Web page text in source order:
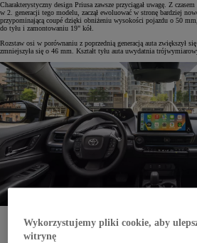
Charakterystyczny design Priusa zawsze przyciągał uwagę. Z
w 2. generacji tego modelu, zaczął ewoluować w stronę bardziej
przypominającą coupé dzięki obniżeniu wysokości pojazdu o 50
do tyłu i zamontowaniu 19" kół.
Rozstaw osi w porównaniu z poprzednią generacją auta zwiększył
zmniejszyła się o 46 mm. Kształt tyłu auta uwydatnia
Komfortowa kabina zachwyca swoją praktycznością.
a wnętrze jest wykonane z materiałów najwyższej jakości.
stylistyczne, które podkreślają nowoczesny charakter auta.
Wykorzystujemy pliki cookie, aby
witrynę